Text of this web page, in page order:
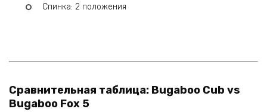
Спинка: 2 положения
Сравнительная таблица: Bugaboo Cub vs
Bugaboo Fox 5